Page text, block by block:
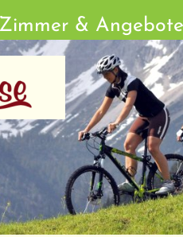
Zimmer & Angebote